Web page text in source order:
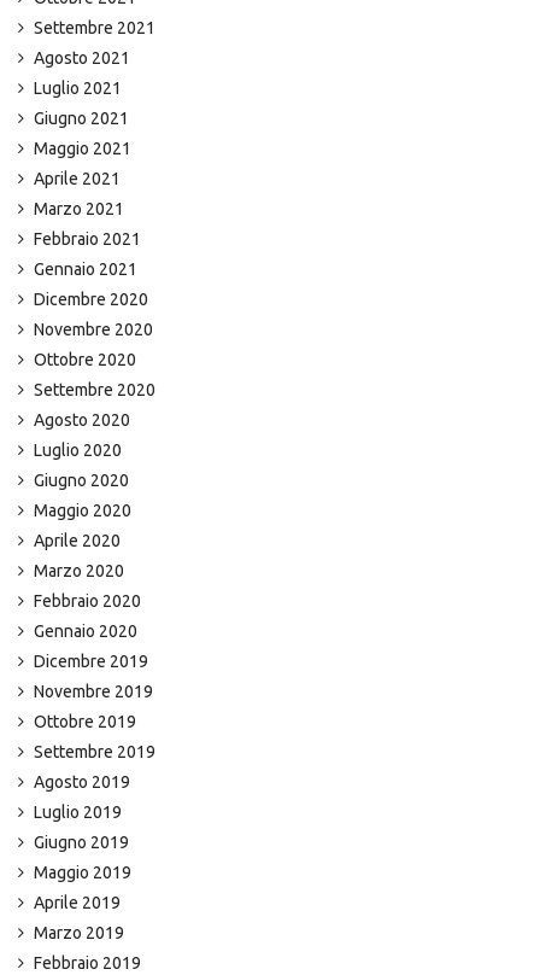
Settembre 2021
Agosto 2021
Luglio 2021
Giugno 2021
Maggio 2021
Aprile 2021
Marzo 2021
Febbraio 2021
Gennaio 2021
Dicembre 2020
Novembre 2020
Ottobre 2020
Settembre 2020
Agosto 2020
Luglio 2020
Giugno 2020
Maggio 2020
Aprile 2020
Marzo 2020
Febbraio 2020
Gennaio 2020
Dicembre 2019
Novembre 2019
Ottobre 2019
Settembre 2019
Agosto 2019
Luglio 2019
Giugno 2019
Maggio 2019
Aprile 2019
Marzo 2019
Febbraio 2019